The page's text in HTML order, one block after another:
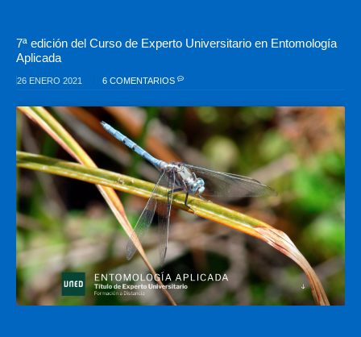
7ª edición del Curso de Experto Universitario en Entomología
Aplicada
26 ENERO 2021 6 COMENTARIOS